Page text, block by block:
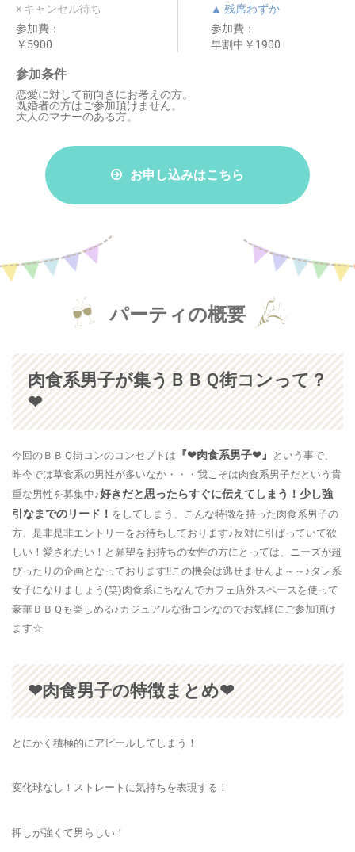
× キャンセル待ち
参加費：
￥5900
▲ 残席わずか
参加費：
早割中￥1900
参加条件
恋愛に対して前向きにお考えの方。
既婚者の方はご参加頂けません。
大人のマナーのある方。
お申し込みはこちら
パーティの概要
肉食系男子が集うＢＢＱ街コンって？
❤
今回のＢＢＱ街コンのコンセプトは 『❤肉食系男子❤』
という事で、
昨今では草食系の男性が多いなか・・・我こそは肉食系男子だという貴
重な男性を募集中♪好きだと思ったらすぐに伝えてしまう！少し強
引なまでのリード！ をしてしまう、こんな特徴を持った肉食系男子の
方、是非是非エントリーをお待ちしております♪反対に引ぱっていて欲
しい！愛されたい！と願望をお持ちの女性の方にとっては、ニーズが超
ぴったりの企画となっております!!この機会は逃せませんよ～～♪タレ系
女子になりましょう(笑)肉食系にちなんでカフェ店外スペースを使って
豪華ＢＢＱも楽しめる♪カジュアルな街コンなのでお気軽にご参加頂け
ます☆
❤肉食男子の特徴まとめ❤
とにかく積極的にアピールしてしまう！
変化球なし！ストレートに気持ちを表現する！
押しが強くて男らしい！